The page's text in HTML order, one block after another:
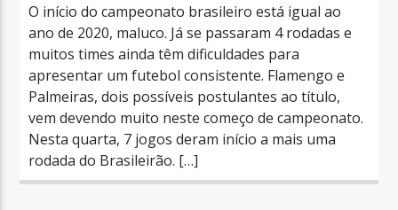
O início do campeonato brasileiro está igual ao
ano de 2020, maluco. Já se passaram 4 rodadas e
muitos times ainda têm dificuldades para
apresentar um futebol consistente. Flamengo e
Palmeiras, dois possíveis postulantes ao título,
vem devendo muito neste começo de campeonato.
Nesta quarta, 7 jogos deram início a mais uma
rodada do Brasileirão. […]